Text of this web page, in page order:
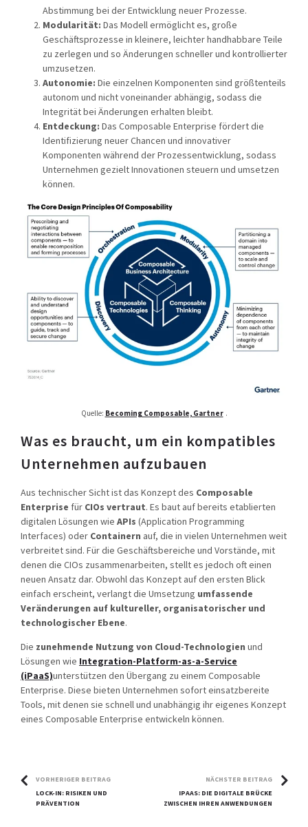
Abstimmung bei der Entwicklung neuer Prozesse.
Modularität: Das Modell ermöglicht es, große
Geschäftsprozesse in kleinere, leichter handhabbare Teile
zu zerlegen und so Änderungen schneller und kontrollierter
umzusetzen.
Autonomie: Die einzelnen Komponenten sind größtenteils
autonom und nicht voneinander abhängig, sodass die
Integrität bei Änderungen erhalten bleibt.
Entdeckung: Das Composable Enterprise fördert die
Identifizierung neuer Chancen und innovativer
Komponenten während der Prozessentwicklung, sodass
Unternehmen gezielt Innovationen steuern und umsetzen
können.
Quelle: Becoming Composable, Gartner .
Was es braucht, um ein kompatibles
Unternehmen aufzubauen
Aus technischer Sicht ist das Konzept des Composable
Enterprise für CIOs vertraut. Es baut auf bereits etablierten
digitalen Lösungen wie APIs (Application Programming
Interfaces) oder Containern auf, die in vielen Unternehmen weit
verbreitet sind. Für die Geschäftsbereiche und Vorstände, mit
denen die CIOs zusammenarbeiten, stellt es jedoch oft einen
neuen Ansatz dar. Obwohl das Konzept auf den ersten Blick
einfach erscheint, verlangt die Umsetzung umfassende
Veränderungen auf kultureller, organisatorischer und
technologischer Ebene.
Die zunehmende Nutzung von Cloud-Technologien und
Lösungen wie Integration-Platform-as-a-Service
(iPaaS)unterstützen den Übergang zu einem Composable
Enterprise. Diese bieten Unternehmen sofort einsatzbereite
Tools, mit denen sie schnell und unabhängig ihr eigenes Konzept
eines Composable Enterprise entwickeln können.
VORHERIGER BEITRAG
LOCK-IN: RISIKEN UND
PRÄVENTION
NÄCHSTER BEITRAG
IPAAS: DIE DIGITALE BRÜCKE
ZWISCHEN IHREN ANWENDUNGEN